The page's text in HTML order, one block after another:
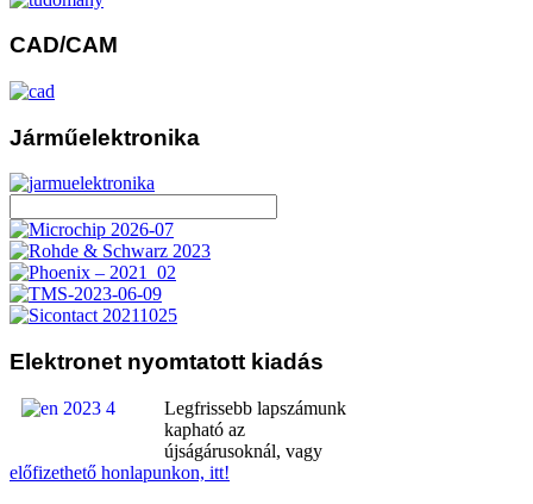
CAD/CAM
Járműelektronika
Elektronet nyomtatott kiadás
Legfrissebb lapszámunk
kapható az
újságárusoknál, vagy
előfizethető honlapunkon, itt!